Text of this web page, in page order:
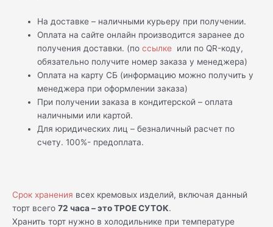
На доставке – наличными курьеру при получении.
Оплата на сайте онлайн производится заранее до
получения доставки. (поссылке или по QR-коду,
обязательно получите номер заказа у менеджера)
Оплата на карту СБ (информацию можно получить у
менеджера при оформлении заказа)
При получении заказа в кондитерской – оплата
наличными или картой.
Для юридических лиц – безналичный расчет по
счету. 100%- предоплата.
Срок хранения всех кремовых изделий, включая данный
торт всего 72 часа – это ТРОЕ СУТОК.
Хранить торт нужно в холодильнике при температуре